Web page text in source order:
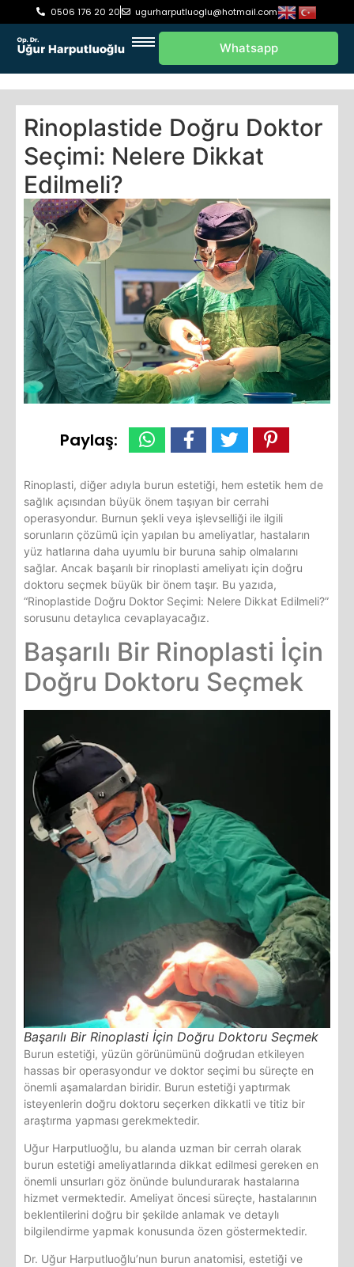
0506 176 20 20 ugurharputluoglu@hotmail.com
Whatsapp
Rinoplastide Doğru Doktor
Seçimi: Nelere Dikkat
Edilmeli?
Paylaş:
Rinoplasti, diğer adıyla burun estetiği, hem estetik hem de
sağlık açısından büyük önem taşıyan bir cerrahi
operasyondur. Burnun şekli veya işlevselliği ile ilgili
sorunların çözümü için yapılan bu ameliyatlar, hastaların
yüz hatlarına daha uyumlu bir buruna sahip olmalarını
sağlar. Ancak başarılı bir rinoplasti ameliyatı için doğru
doktoru seçmek büyük bir önem taşır. Bu yazıda,
“Rinoplastide Doğru Doktor Seçimi: Nelere Dikkat Edilmeli?”
sorusunu detaylıca cevaplayacağız.
Başarılı Bir Rinoplasti İçin
Doğru Doktoru Seçmek
Başarılı Bir Rinoplasti İçin Doğru Doktoru Seçmek
Burun estetiği, yüzün görünümünü doğrudan etkileyen
hassas bir operasyondur ve doktor seçimi bu süreçte en
önemli aşamalardan biridir. Burun estetiği yaptırmak
isteyenlerin doğru doktoru seçerken dikkatli ve titiz bir
araştırma yapması gerekmektedir.
Uğur Harputluoğlu, bu alanda uzman bir cerrah olarak
burun estetiği ameliyatlarında dikkat edilmesi gereken en
önemli unsurları göz önünde bulundurarak hastalarına
hizmet vermektedir. Ameliyat öncesi süreçte, hastalarının
beklentilerini doğru bir şekilde anlamak ve detaylı
bilgilendirme yapmak konusunda özen göstermektedir.
Dr. Uğur Harputluoğlu’nun burun anatomisi, estetiği ve